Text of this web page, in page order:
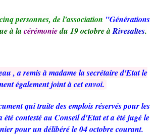
personnes, de l'association "Générations
à lacérémoniedu 19 octobre àRivesaltes.
, a remis à madame la secrétaire d'Etat le
également joint à cet envoi.
qui traite des emplois réservés pour les
contesté au Conseil d'Etat et a été jugé le
pour un délibéré le 04 octobre courant.